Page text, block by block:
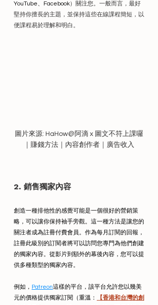
YouTube、Facebook）關注您。一般而言，最好
堅持你擅長的主題，並保持這些在線課程簡短，以
便課程易於理解和明白。
圖片來源: HaHow@阿滴 x 圖文不符上課囉
｜賺錢方法｜內容創作者｜廣告收入
2. 銷售獨家內容
創造一種排他性的感覺可能是一個很好的營銷策
略，可以讓你保持袖手旁觀。這一種方法是讓您的
關注者成為註冊付費會員。作為每月訂閱的回報，
註冊此級別的訂閱者將可以訪問您專門為他們創建
的獨家內容。從影片到額外的幕後內容，您可以提
供多種類型的獨家內容。
例如， Patreon這樣的平台，該平台允許您以幾美
元的價格提供獨家訂閱（重溫：
【香港和台灣的創